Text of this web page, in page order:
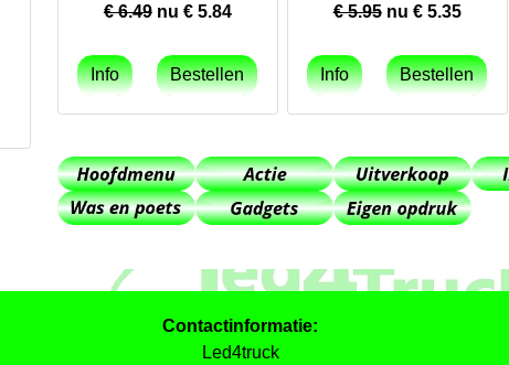
€ 6.49nu € 5.84 € 5.95nu € 5.35
Contactinformatie:
Led4truck